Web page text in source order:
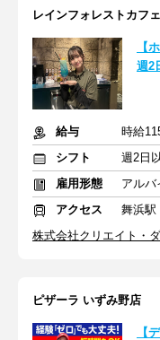
レインフォレストカフ
【
週2
給与
時給
シフト
雇用形態
アルバ
アクセス
舞浜駅
株式会社クリエイト・
ピザーラ いずみ野店
【